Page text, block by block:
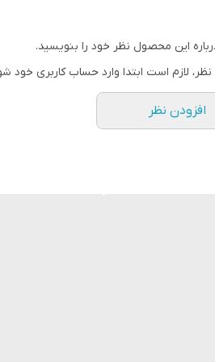
این محصول نظر خود را بنویسید.
لازم است ابتدا وارد حساب کاربری خود
افزودن نظر